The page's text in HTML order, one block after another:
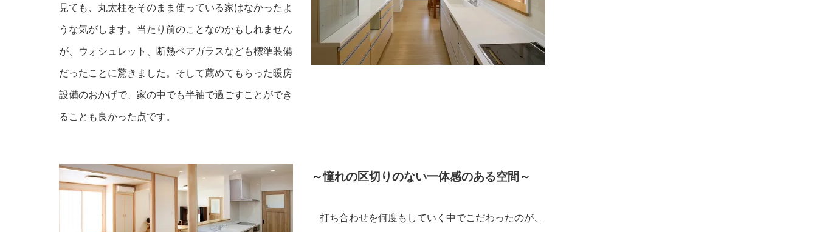
見ても、丸太柱をそのまま使っている家はなかったよ
うな気がします。当たり前のことなのかもしれません
が、ウォシュレット、断熱ペアガラスなども標準装備
だったことに驚きました。 そして薦めてもらった暖房
設備のおかげで、家の中でも半袖で過ごすことができ
ることも良かった点です。
～憧れの区切りのない一体感のある空間～
打ち合わせを何度もしていく中でこだわったのが、